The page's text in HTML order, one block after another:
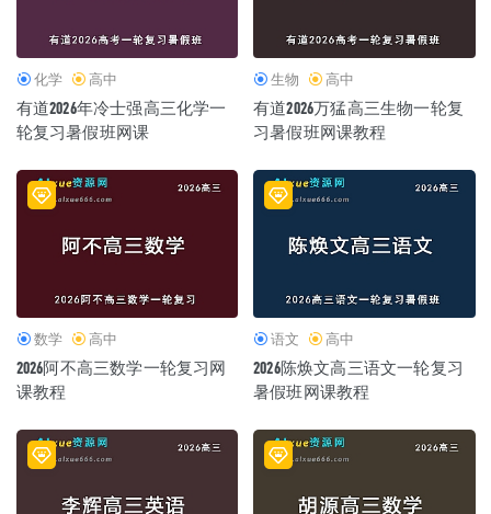
化学 高中
有道2026年冷士强高三化学一
轮复习暑假班网课
生物 高中
有道2026万猛高三生物一轮复
习暑假班网课教程
数学 高中
2026阿不高三数学一轮复习网
课教程
语文 高中
2026陈焕文高三语文一轮复习
暑假班网课教程